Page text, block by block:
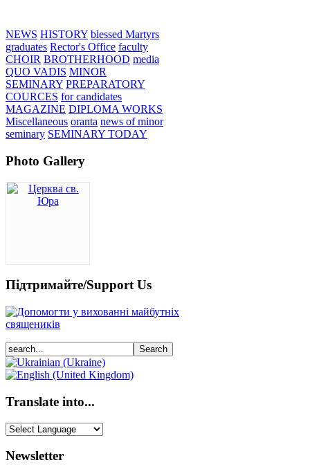
NEWS HISTORY blessed Martyrs
graduates Rector's Office faculty
CHOIR BROTHERHOOD media
QUO VADIS MINOR
SEMINARY PREPARATORY
COURCES for candidates
MAGAZINE DIPLOMA WORKS
Miscellaneous oranta news of minor
seminary SEMINARY TODAY
Photo Gallery
Підтримайте/Support Us
Translate into...
Newsletter